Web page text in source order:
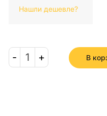
Нашли дешевле?
- 1 + В